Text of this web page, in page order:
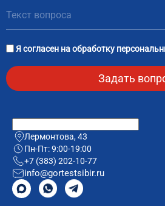
Я согласен наобработку
Лермонтова, 43
Пн-Пт: 9:00-19:00
+7 (383) 202-10-77
info@gortestsibir.ru